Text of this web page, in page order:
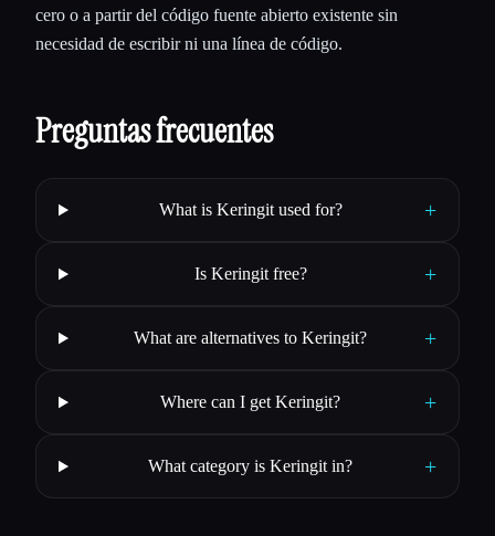
cero o a partir del código fuente abierto existente sin
necesidad de escribir ni una línea de código.
Preguntas frecuentes
What is Keringit used for? +
Is Keringit free? +
What are alternatives to Keringit? +
Where can I get Keringit? +
What category is Keringit in? +